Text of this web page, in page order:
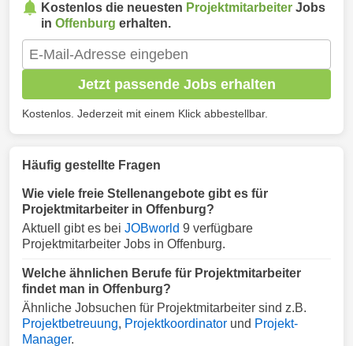
Kostenlos die neuesten Projektmitarbeiter Jobs
in Offenburg erhalten.
Jetzt passende Jobs erhalten
Kostenlos. Jederzeit mit einem Klick abbestellbar.
Häufig gestellte Fragen
Wie viele freie Stellenangebote gibt es für
Projektmitarbeiter in Offenburg?
Aktuell gibt es bei JOBworld 9 verfügbare
Projektmitarbeiter Jobs in Offenburg.
Welche ähnlichen Berufe für Projektmitarbeiter
findet man in Offenburg?
Ähnliche Jobsuchen für Projektmitarbeiter sind z.B.
Projektbetreuung, Projektkoordinator und Projekt-
Manager.